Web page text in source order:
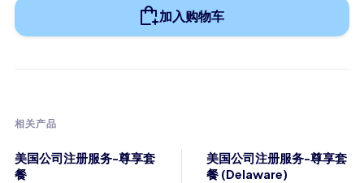
加入购物车
相关产品
美国公司注册服务-尊享套
餐
美国公司注册服务-尊享套
餐 (Delaware)